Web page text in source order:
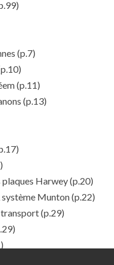
(p.7)
(p.11)
(p.13)
plaques Harwey(p.20)
Munton(p.22)
transport(p.29)